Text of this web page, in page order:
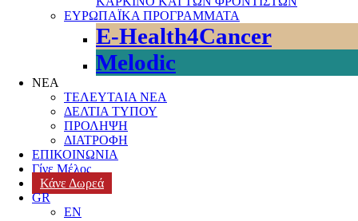
ΕΥΡΩΠΑΪΚΑ ΠΡΟΓΡΑΜΜΑΤΑ
E-Health4Cancer
Melodic
ΝΕΑ
ΤΕΛΕΥΤΑΙΑ ΝΕΑ
ΔΕΛΤΙΑ ΤΥΠΟΥ
ΠΡΟΛΗΨΗ
ΔΙΑΤΡΟΦΗ
ΕΠΙΚΟΙΝΩΝΙΑ
Γίνε Μέλος
Κάνε Δωρεά
GR
EN
σημαντικό βήμα για τη σύγχρονη ογκολογική φροντίδα.
(Διαβάστε το ΦΕΚεδώ)
Αλλά τι είναι οι
βιοδείκτες;
Πρόκειται για ειδικούς «δείκτες» που εντοπίζονται μέσα από
μοριακές εξετάσεις και βοηθούν τους γιατρούς να κατανοήσουν τα
μοναδικά χαρακτηριστικά κάθε μορφής καρκίνου. Με απλά λόγια,
λειτουργούν σαν «πυξίδα» που δείχνει ποια θεραπεία είναι πιο
κατάλληλη και πιο ασφαλής για κάθε ασθενή ξεχωριστά.
Μέχρι σήμερα, μόνο λίγοι βιοδείκτες καλύπτονταν από το δημόσιο
σύστημα, όπως οιμοριακές υπογραφές
χρειάζεται ή όχι χημειοθεραπεία σε πρώιμο καρκίνο μαστού (από
το 2018), ή οι έλεγχοι